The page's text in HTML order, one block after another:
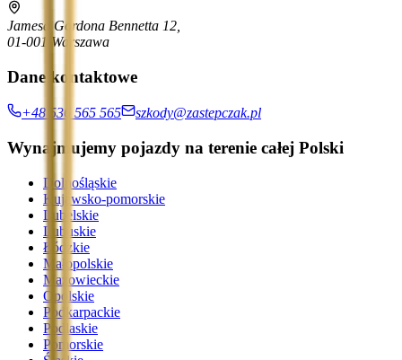
Jamesa Gordona Bennetta 12,
01-001 Warszawa
Dane kontaktowe
+48 536 565 565 szkody@zastepczak.pl
Wynajmujemy pojazdy na terenie całej Polski
Dolnośląskie
Kujawsko-pomorskie
Lubelskie
Lubuskie
Łódzkie
Małopolskie
Mazowieckie
Opolskie
Podkarpackie
Podlaskie
Pomorskie